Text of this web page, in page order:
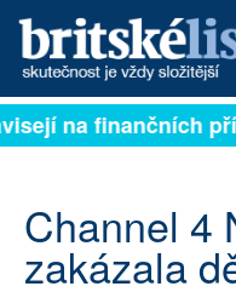
PŘIHLÁSIT
ARCHIV
na finančních
Channel 4
zakázala